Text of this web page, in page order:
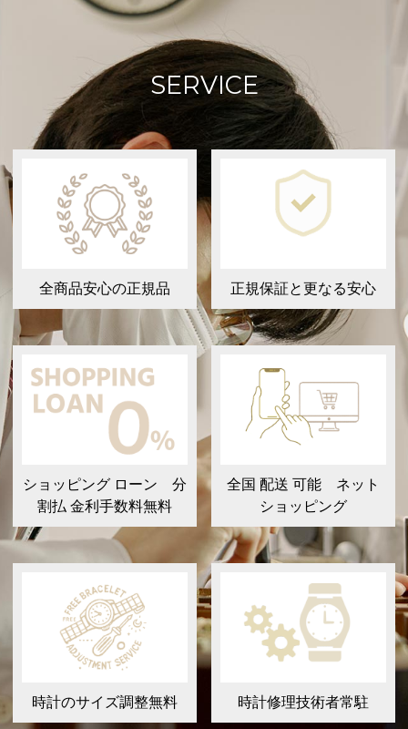
SERVICE
全商品安心の正規品 正規保証と更なる安心
ショッピング ローン 分
割払 金利手数料無料
全国 配送 可能 ネット
ショッピング
時計のサイズ調整無料 時計修理技術者常駐